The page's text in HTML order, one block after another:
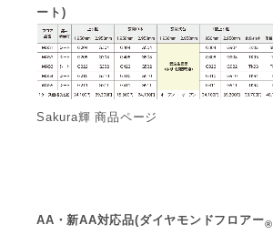
ート)
Sakura輝 商品ページ
AA・新AA対応品(ダイヤモンドフロアー®